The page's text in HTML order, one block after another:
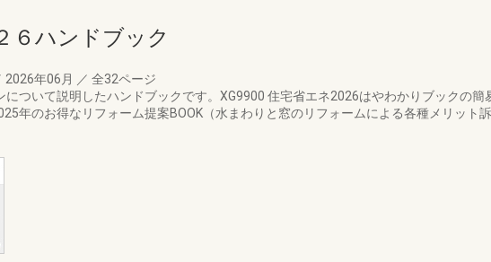
６ハンドブック
2026年06月 ／ 全32ページ
ついて説明したハンドブックです。XG9900 住宅省エネ2026はやわかりブックの
年のお得なリフォーム提案BOOK（水まわりと窓のリフォームによる各種メリット